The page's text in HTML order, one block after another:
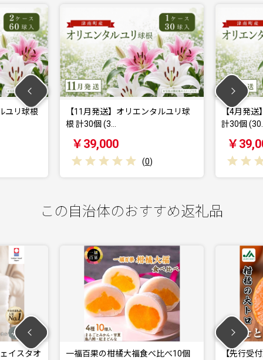
ユリ球根
【11月発送】オリエンタルユリ球
根 計30個 (3…
￥39,000
(0)
【4月発
計30個
￥
この自治体のおすすめ返礼品
イスタオ
一福百果の柑橘大福食べ比べ10個
【先行受